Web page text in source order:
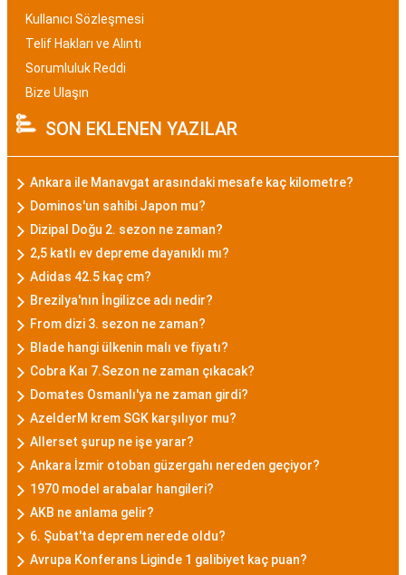
Kullanıcı Sözleşmesi
Telif Hakları ve Alıntı
Sorumluluk Reddi
Bize Ulaşın
SON EKLENEN YAZILAR
Ankara ile Manavgat arasındaki mesafe kaç kilometre?
Dominos'un sahibi Japon mu?
Dizipal Doğu 2. sezon ne zaman?
2,5 katlı ev depreme dayanıklı mı?
Adidas 42.5 kaç cm?
Brezilya'nın İngilizce adı nedir?
From dizi 3. sezon ne zaman?
Blade hangi ülkenin malı ve fiyatı?
Cobra Kaı 7.Sezon ne zaman çıkacak?
Domates Osmanlı'ya ne zaman girdi?
AzelderM krem SGK karşılıyor mu?
Allerset şurup ne işe yarar?
Ankara İzmir otoban güzergahı nereden geçiyor?
1970 model arabalar hangileri?
AKB ne anlama gelir?
6. Şubat'ta deprem nerede oldu?
Avrupa Konferans Liginde 1 galibiyet kaç puan?